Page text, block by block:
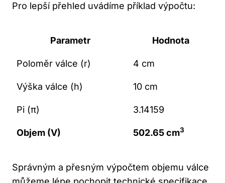
Pro lepší přehled uvádíme příklad výpočtu:
Parametr Hodnota
Poloměr ‍válce (r) 4 cm
Výška válce (h) 10 cm
Pi (π) 3.14159
Objem (V) 502.65 cm3
Správným a přesným výpočtem objemu válce